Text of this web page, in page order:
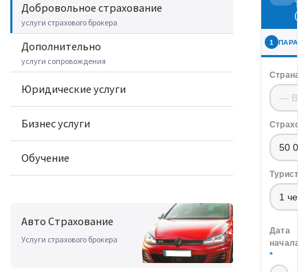
Добровольное cтрахование
услуги страхового брокера
Дополнительно
услуги сопровождения
Юридические услуги
Бизнес услуги
Обучение
Авто Страхование
Услуги страхового брокера